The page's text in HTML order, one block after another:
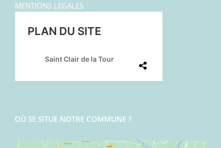
MENTIONS LEGALES
OÙ SE SITUE NOTRE COMMUNE ?